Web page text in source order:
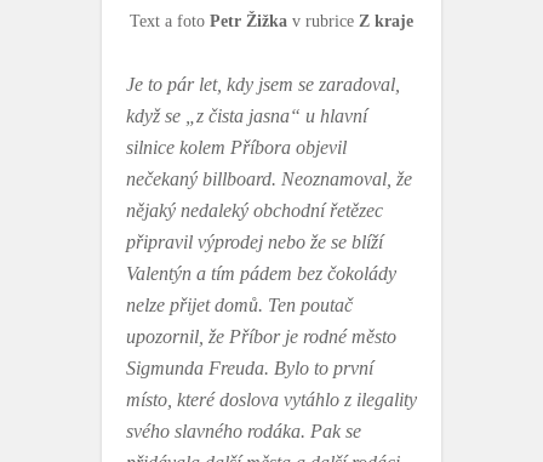
Text a foto Petr Žižka v rubrice Z kraje
Je to pár let, kdy jsem se zaradoval,
když se „z čista jasna“ u hlavní
silnice kolem Příbora objevil
nečekaný billboard. Neoznamoval, že
nějaký nedaleký obchodní řetězec
připravil výprodej nebo že se blíží
Valentýn a tím pádem bez čokolády
nelze přijet domů. Ten poutač
upozornil, že Příbor je rodné město
Sigmunda Freuda. Bylo to první
místo, které doslova vytáhlo z ilegality
svého slavného rodáka. Pak se